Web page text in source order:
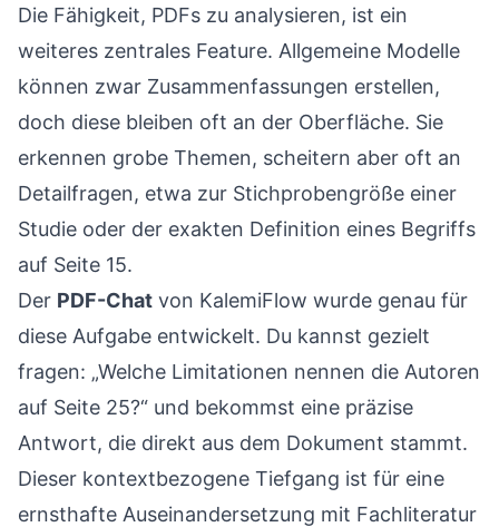
Die Fähigkeit, PDFs zu analysieren, ist ein
weiteres zentrales Feature. Allgemeine Modelle
können zwar Zusammenfassungen erstellen,
doch diese bleiben oft an der Oberfläche. Sie
erkennen grobe Themen, scheitern aber oft an
Detailfragen, etwa zur Stichprobengröße einer
Studie oder der exakten Definition eines Begriffs
auf Seite 15.
Der PDF-Chat von KalemiFlow wurde genau für
diese Aufgabe entwickelt. Du kannst gezielt
fragen: „Welche Limitationen nennen die Autoren
auf Seite 25?“ und bekommst eine präzise
Antwort, die direkt aus dem Dokument stammt.
Dieser kontextbezogene Tiefgang ist für eine
ernsthafte Auseinandersetzung mit Fachliteratur